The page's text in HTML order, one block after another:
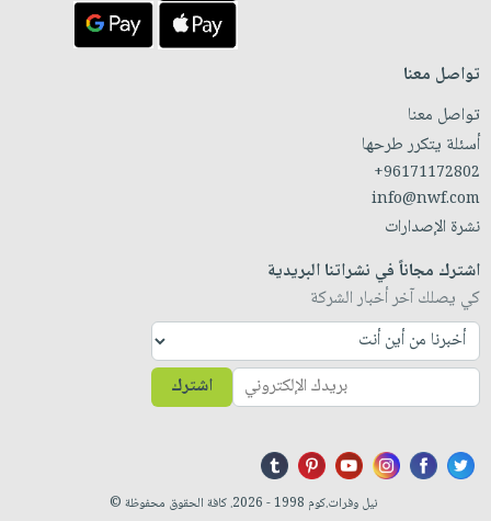
تواصل معنا
تواصل معنا
أسئلة يتكرر طرحها
+96171172802
info@nwf.com
نشرة الإصدارات
اشترك مجاناً في نشراتنا البريدية
كي يصلك آخر أخبار الشركة
اشترك
نيل وفرات.كوم 1998 - 2026. كافة الحقوق محفوظة ©